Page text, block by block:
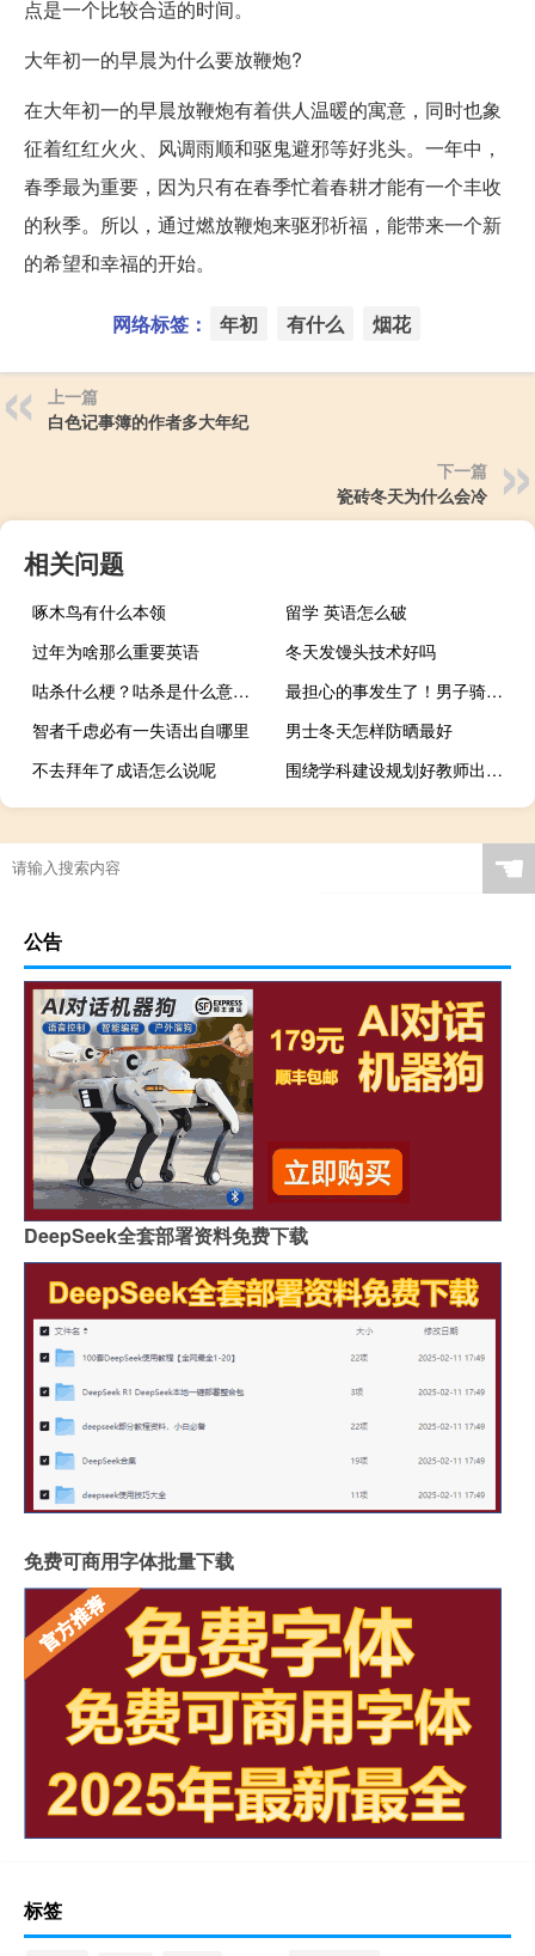
点是一个比较合适的时间。
大年初一的早晨为什么要放鞭炮?
在大年初一的早晨放鞭炮有着供人温暖的寓意，同时也象
征着红红火火、风调雨顺和驱鬼避邪等好兆头。一年中，
春季最为重要，因为只有在春季忙着春耕才能有一个丰收
的秋季。所以，通过燃放鞭炮来驱邪祈福，能带来一个新
的希望和幸福的开始。
网络标签： 年初 有什么 烟花
上一篇
白色记事簿的作者多大年纪
下一篇
瓷砖冬天为什么会冷
相关问题
啄木鸟有什么本领
留学 英语怎么破
过年为啥那么重要英语
冬天发馒头技术好吗
咕杀什么梗？咕杀是什么意思什么梗
最担心的事发生了！男子骑共享电车被车座上暗针所伤 官方回应
智者千虑必有一失语出自哪里
男士冬天怎样防晒最好
不去拜年了成语怎么说呢
围绕学科建设规划好教师出国留学工作
☚
公告
DeepSeek全套部署资料免费下载
免费可商用字体批量下载
标签